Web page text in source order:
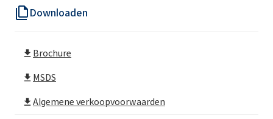
Downloaden
Brochure
MSDS
Algemene verkoopvoorwaarden
Ekoprodur/E Polyurethaan systeem
Ekoprodur® 0612B2 Polyurethaan systeem
Ekoprodur® 1331B2 Polyurethaan systeem